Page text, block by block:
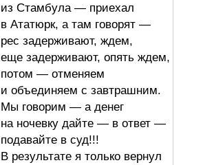
из Стамбула — приехал
в Ататюрк, а там говорят —
рес задерживают, ждем,
еще задерживают, опять ждем,
потом — отменяем
и объединяем с завтрашним.
Мы говорим — а денег
на ночевку дайте — в ответ —
подавайте в суд!!!
В результате я только вернул